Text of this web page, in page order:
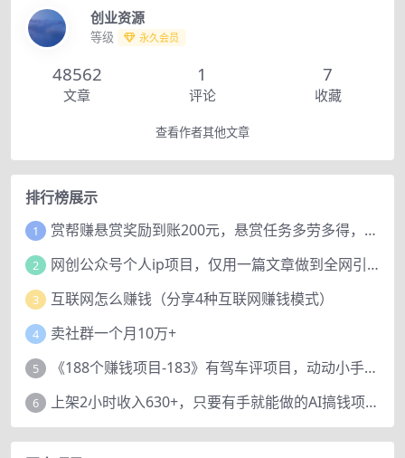
创业资源
等级 永久会员
48562
文章
1
评论
7
收藏
查看作者其他文章
排行榜展示
1 赏帮赚悬赏奖励到账200元，悬赏任务多劳多得，人人可做。
2 网创公众号个人ip项目，仅用一篇文章做到全网引流！
3 互联网怎么赚钱（分享4种互联网赚钱模式）
4 卖社群一个月10万+
5 《188个赚钱项目-183》有驾车评项目，动动小手，复制粘贴赚44元！
6 上架2小时收入630+，只要有手就能做的AI搞钱项目，奶奶看完都能学会!